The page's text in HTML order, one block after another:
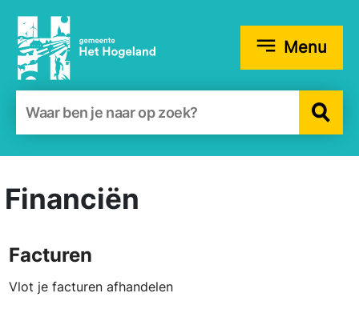
Zoekformulier
Menu
Financiën
Facturen
Vlot je facturen afhandelen